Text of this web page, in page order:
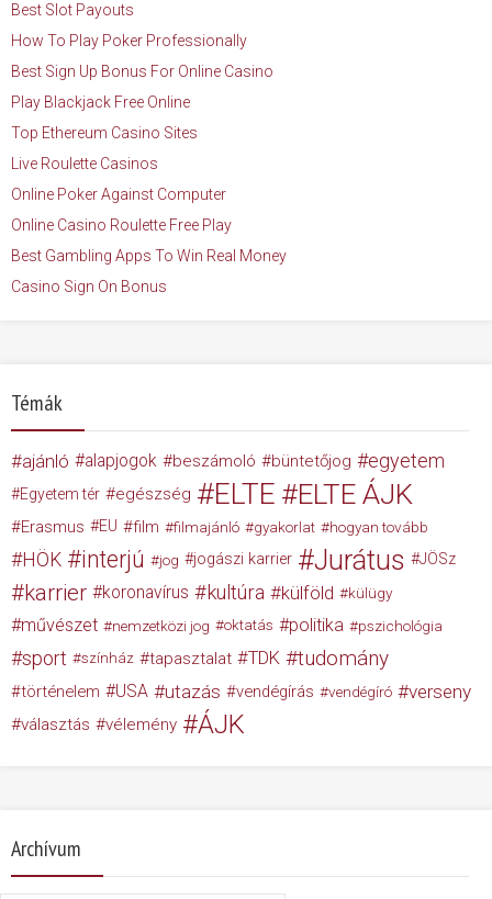
Best Slot Payouts
How To Play Poker Professionally
Best Sign Up Bonus For Online Casino
Play Blackjack Free Online
Top Ethereum Casino Sites
Live Roulette Casinos
Online Poker Against Computer
Online Casino Roulette Free Play
Best Gambling Apps To Win Real Money
Casino Sign On Bonus
Témák
ajánló alapjogok beszámoló büntetőjog egyetem
Egyetem tér egészség ELTE ELTE ÁJK
Erasmus EU film filmajánló gyakorlat hogyan tovább
HÖK interjú jog jogászi karrier Jurátus JÖSz
karrier koronavírus kultúra külföld külügy
művészet nemzetközi jog oktatás politika pszichológia
sport színház tapasztalat TDK tudomány
történelem USA utazás vendégírás vendégíró verseny
választás vélemény ÁJK
Archívum